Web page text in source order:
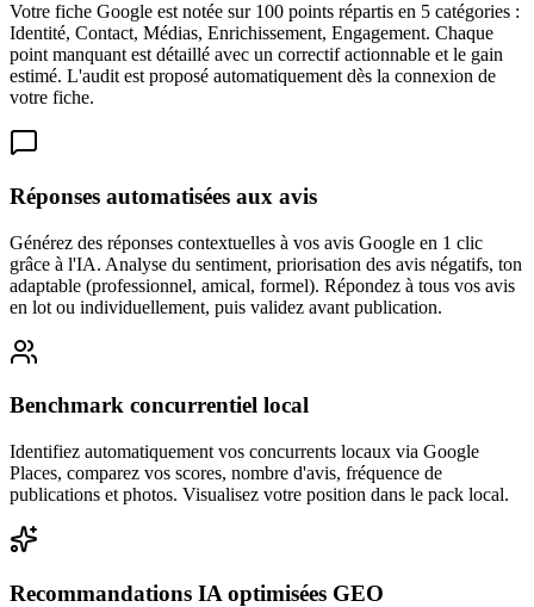
Votre fiche Google est notée sur 100 points répartis en 5 catégories :
Identité, Contact, Médias, Enrichissement, Engagement. Chaque
point manquant est détaillé avec un correctif actionnable et le gain
estimé. L'audit est proposé automatiquement dès la connexion de
votre fiche.
Réponses automatisées aux avis
Générez des réponses contextuelles à vos avis Google en 1 clic
grâce à l'IA. Analyse du sentiment, priorisation des avis négatifs, ton
adaptable (professionnel, amical, formel). Répondez à tous vos avis
en lot ou individuellement, puis validez avant publication.
Benchmark concurrentiel local
Identifiez automatiquement vos concurrents locaux via Google
Places, comparez vos scores, nombre d'avis, fréquence de
publications et photos. Visualisez votre position dans le pack local.
Recommandations IA optimisées GEO